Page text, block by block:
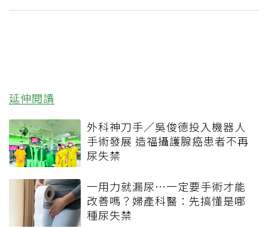
延伸閱讀
外科神刀手／吳俊德投入機器人
手術發展 造福攝護腺癌患者不再
尿失禁
一用力就漏尿⋯一定要手術才能
改善嗎？婦產科醫：先搞懂是哪
種尿失禁